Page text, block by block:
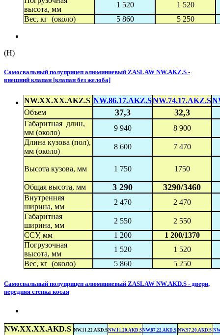
высота, мм
1 520
1 520
Вес, кг (около)
5 860 5 250
(H)
Самосвальный полуприцеп алюминиевый ZASLAW NW.AKZ.S -
внешний клапан [клапан без желоба]
NW.XX.XX.AKZ.S NW.86.17.AKZ.SNW.74.17.AKZ.S
Объем
37,3 32,3
Габаритная длин,
мм (около)
9 940
8 900
Длина кузова (пол),
мм (около)
8 600 7 470
Высота кузова, мм 1 750 1750
Общая высота, мм 3 290 3290/3460
Внутренняя
ширина, мм
2 470
2 470
Габаритная
ширина, мм
2 550
2 550
ССУ, мм
1 200
1 200/1370
Погрузочная
высота, мм
1 520
1 520
Вес, кг (около)
5 860 5 250
Самосвальный полуприцеп алюминиевый ZASLAW NW.AKD.S - двери,
передняя стенка косая
NW.XX.XX.AKD.S NW.11.22.AKD.SNW.11.20.AKD.SNW.87.22.AKD.S NW.97.20.AKD.S